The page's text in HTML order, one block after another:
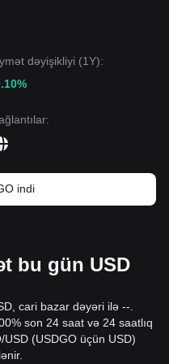
qoruyub institusional
yaxınlığında
dəstəyinin pozulması
çıxara bilər.
USDGO kiçik
orta müddətli trendi
dəyişikliyi (1Y):
:
indi
bu gün USD
cari bazar dəyəri ilə --.
son 24 saat və 24 saatlıq
(USDGO üçün USD)